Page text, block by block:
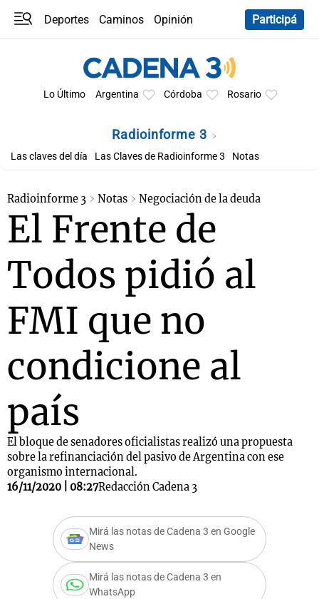
Deportes Caminos
Opinión
Participá
Lo Último Argentina Córdoba Rosario
Radioinforme 3
Las claves del día Las Claves de Radioinforme 3 Notas
Radioinforme 3 Notas Negociación de la deuda
El Frente de
Todos pidió al
FMI que no
condicione al
país
El bloque de senadores oficialistas realizó una propuesta
sobre la refinanciación del pasivo de Argentina con ese
organismo internacional.
16/11/2020 | 08:27Redacción Cadena 3
Mirá las notas de Cadena 3 en Google
News
Mirá las notas de Cadena 3 en
WhatsApp